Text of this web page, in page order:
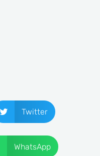
Twitter
WhatsApp